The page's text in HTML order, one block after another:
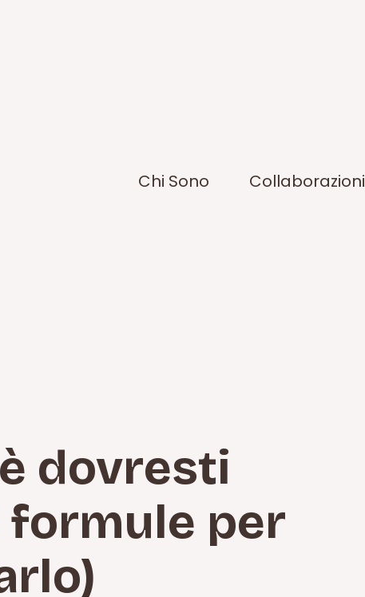
Chi Sono Collaborazioni
dovresti
formule per